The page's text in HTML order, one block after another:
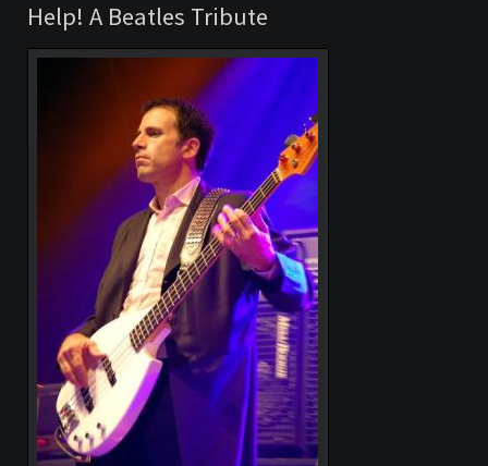
Help! A Beatles Tribute